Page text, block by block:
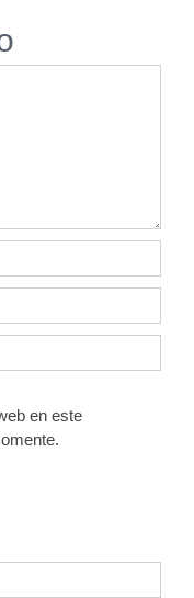
en este